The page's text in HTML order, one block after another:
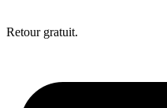
Retour gratuit.